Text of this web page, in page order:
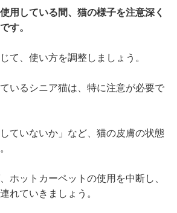
用している間、猫の様子を注意深く
す。
て、使い方を調整しましょう。
いるシニア猫は、特に注意が必要で
ていないか」など、猫の皮膚の状態
ホットカーペットの使用を中断し、
れていきましょう。